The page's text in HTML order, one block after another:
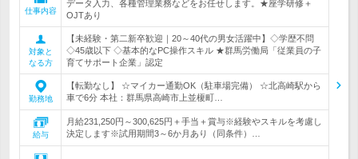
仕事内容
データ入力、各種管理業務などをお任せします。★座学研修＋
OJTあり
対象と
なる方
【未経験・第二新卒歓迎｜20～40代の男女活躍中】◇学歴不問
◇45歳以下 ◇基本的なPC操作スキル ★群馬労働局「従業員の子
育てサポート企業」認定
勤務地
【転勤なし】 ☆マイカー通勤OK（駐車場完備） ☆北高崎駅から
車で6分 本社：群馬県高崎市上並榎町…
給与
月給231,250円～300,625円＋手当＋賞与※経験やスキルを考慮し
決定します※試用期間3～6か月あり（同条件）…